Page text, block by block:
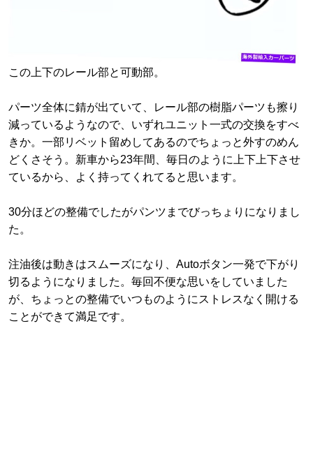
この上下のレール部と可動部。
パーツ全体に錆が出ていて、レール部の樹脂パーツも擦り
減っているようなので、いずれユニット一式の交換をすべ
きか。一部リベット留めしてあるのでちょっと外すのめん
どくさそう。新車から23年間、毎日のように上下上下させ
ているから、よく持ってくれてると思います。
30分ほどの整備でしたがパンツまでびっちょりになりまし
た。
注油後は動きはスムーズになり、Autoボタン一発で下がり
切るようになりました。毎回不便な思いをしていました
が、ちょっとの整備でいつものようにストレスなく開ける
ことができて満足です。